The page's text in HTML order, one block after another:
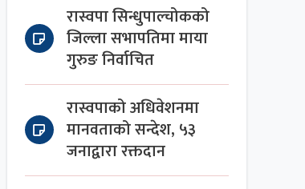
रास्वपा सिन्धुपाल्चोकको
जिल्ला सभापतिमा माया
गुरुङ निर्वाचित
रास्वपाको अधिवेशनमा
मानवताको सन्देश, ५३
जनाद्वारा रक्तदान